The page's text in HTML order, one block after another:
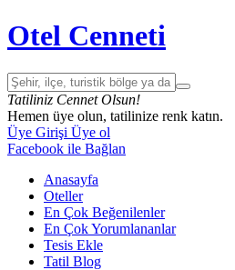
Otel Cenneti
Tatiliniz Cennet Olsun!
Hemen üye olun, tatilinize renk katın.
Üye Girişi Üye ol
Facebook ile Bağlan
Anasayfa
Oteller
En Çok Beğenilenler
En Çok Yorumlananlar
Tesis Ekle
Tatil Blog